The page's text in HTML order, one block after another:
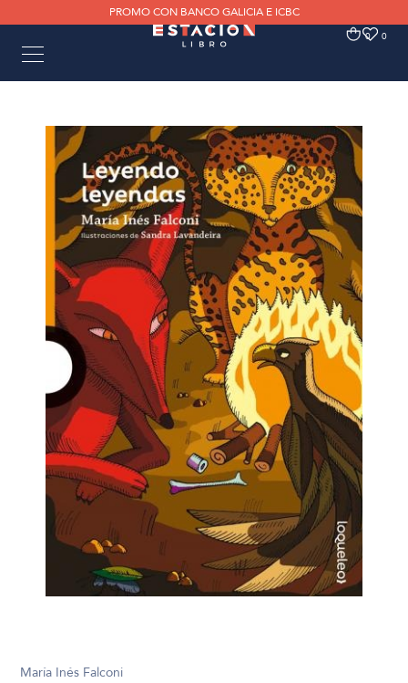
PROMO CON BANCO GALICIA E ICBC
0 0
María Inés Falconi